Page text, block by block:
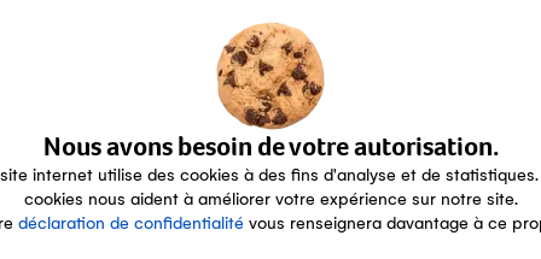
Nous avons besoin de votre autorisation.
internet utilise des cookies à des fins d'analyse et de statistiques.
cookies nous aident à améliorer votre expérience sur notre site.
déclaration de confidentialité vous renseignera davantage à ce